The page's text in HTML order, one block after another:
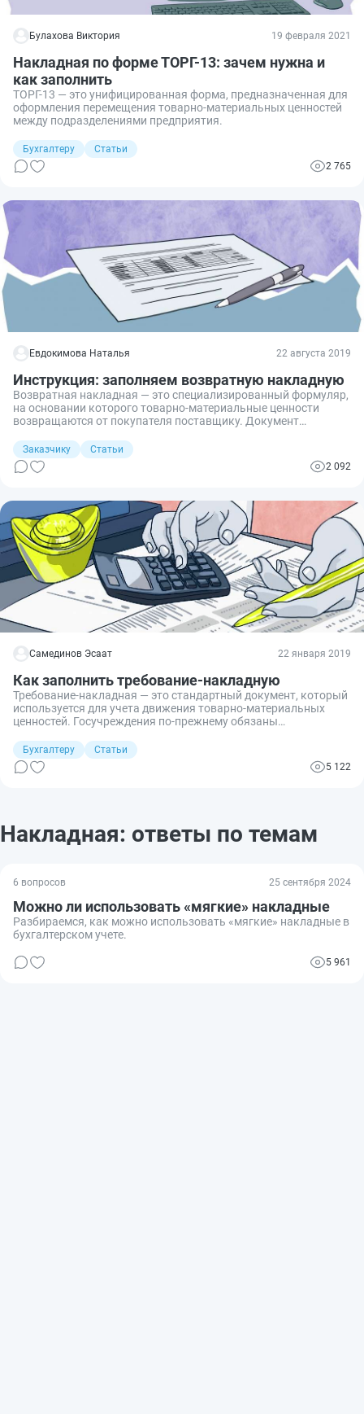
Булахова Виктория 19 февраля 2021
Накладная по форме ТОРГ-13: зачем нужна и
как заполнить
ТОРГ-13 — это унифицированная форма, предназначенная для
оформления перемещения товарно-материальных ценностей
между подразделениями предприятия.
Бухгалтеру
Статьи
2 765
Евдокимова Наталья 22 августа 2019
Инструкция: заполняем возвратную накладную
Возвратная накладная — это специализированный формуляр,
на основании которого товарно-материальные ценности
возвращаются от покупателя поставщику. Документ
вернуть ТМЦ без законных оснований. Например, когда
покупатель передумал.
Заказчику
Статьи
2 092
Самединов Эсаат 22 января 2019
Как заполнить требование-накладную
Требование-накладная — это стандартный документ, который
используется для учета движения товарно-материальных
ценностей. Госучреждения по-прежнему обязаны
правильно заполняется требование-накладная (форма М-11 и
по ОКУД 0504204).
Бухгалтеру
Статьи
5 122
Накладная: ответы по темам
6 вопросов 25 сентября 2024
Можно ли использовать «мягкие» накладные
Разбираемся, как можно использовать «мягкие» накладные в
бухгалтерском учете.
5 961